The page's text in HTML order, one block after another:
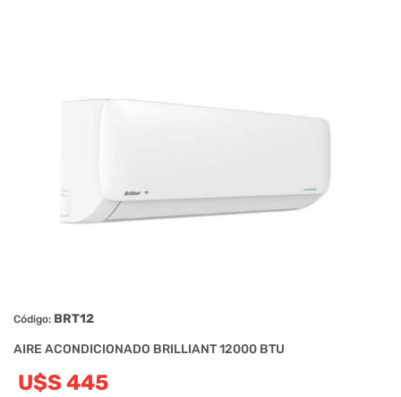
Código: BRT12
AIRE ACONDICIONADO BRILLIANT 12000 BTU
U$S 445